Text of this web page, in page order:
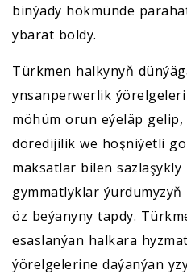
binýady hökmünde
ybarat boldy.
Türkmen halkynyň
ynsanperwerlik
möhüm orun eýeläp
döredijilik we hoşniýetli
maksatlar bilen sazlaşykly
gymmatlyklar ýurdumyzyň
öz beýanyny tapdy.
esaslanýan halkara
ýörelgelerine daýanýan